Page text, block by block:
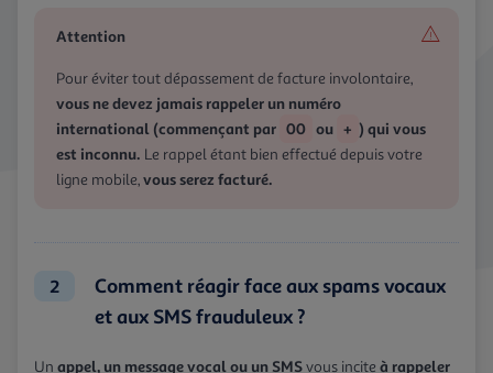
Attention
Pour éviter tout dépassement de facture involontaire,
vous ne devez jamais rappeler un numéro
international (commençant par 00 ou + ) qui vous
est inconnu. Le rappel étant bien effectué depuis votre
ligne mobile,vous serez facturé.
2
Comment réagir face aux spams vocaux
et aux SMS frauduleux ?
Un appel, un message vocal ou un SMSvous incite à rappeler